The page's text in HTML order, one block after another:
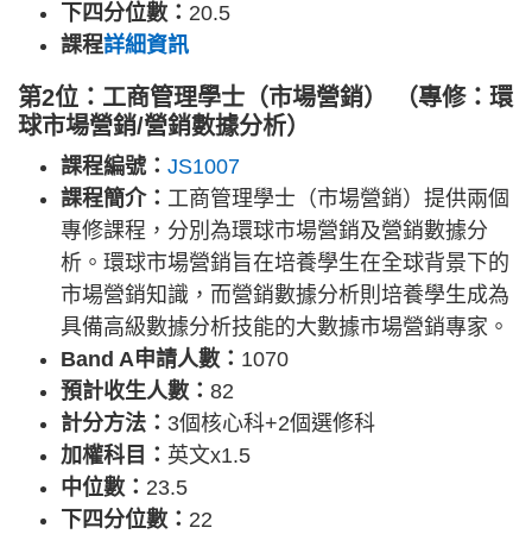
下四分位數： 20.5
課程詳細資訊
第2位：工商管理學士（市場營銷） （專修：環
球市場營銷/營銷數據分析）
課程編號： JS1007
課程簡介： 工商管理學士（市場營銷）提供兩個
專修課程，分別為環球市場營銷及營銷數據分
析。環球市場營銷旨在培養學生在全球背景下的
市場營銷知識，而營銷數據分析則培養學生成為
具備高級數據分析技能的大數據市場營銷專家。
Band A申請人數： 1070
預計收生人數： 82
計分方法： 3個核心科+2個選修科
加權科目： 英文x1.5
中位數： 23.5
下四分位數： 22